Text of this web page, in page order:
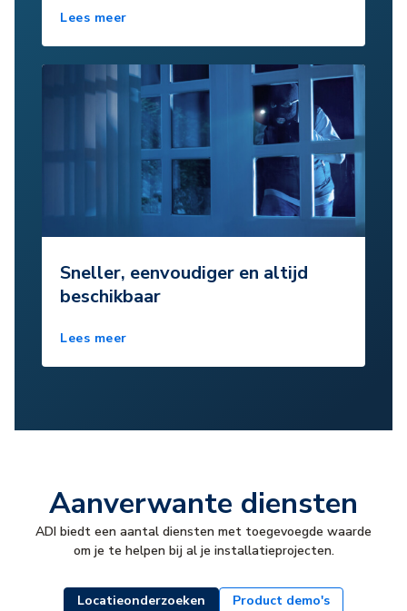
Lees meer
Sneller, eenvoudiger en altijd
beschikbaar
Lees meer
Aanverwante diensten
ADI biedt een aantal diensten met toegevoegde waarde
om je te helpen bij al je installatieprojecten.
Locatieonderzoeken
Product demo's